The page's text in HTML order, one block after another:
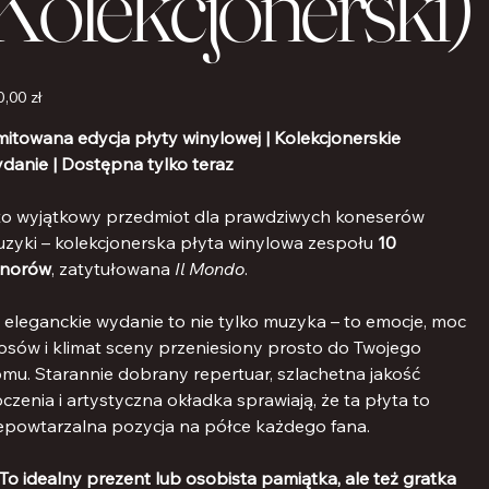
zł
edycja płyty winylowej | Kolekcjonerskie
| Dostępna tylko teraz
wyjątkowy przedmiot dla prawdziwych koneserów
– kolekcjonerska płyta winylowa zespołu 10
, zatytułowana Il Mondo.
eleganckie wydanie to nie tylko muzyka – to emocje, moc
i klimat sceny przeniesiony prosto do Twojego
Starannie dobrany repertuar, szlachetna jakość
i artystyczna okładka sprawiają, że ta płyta to
pozycja na półce każdego fana.
To idealny prezent lub osobista pamiątka, ale też gratka